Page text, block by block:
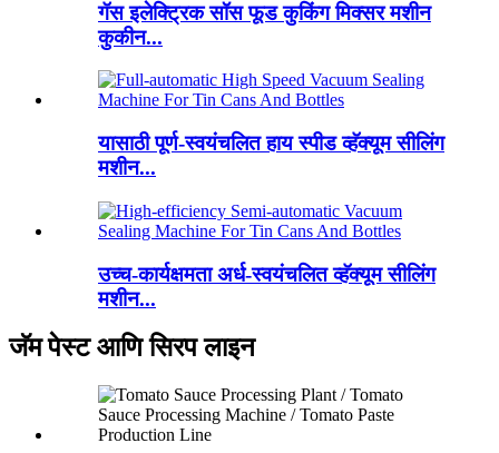
गॅस इलेक्ट्रिक सॉस फूड कुकिंग मिक्सर मशीन
कुकीन...
यासाठी पूर्ण-स्वयंचलित हाय स्पीड व्हॅक्यूम सीलिंग
मशीन...
उच्च-कार्यक्षमता अर्ध-स्वयंचलित व्हॅक्यूम सीलिंग
मशीन...
जॅम पेस्ट आणि सिरप लाइन